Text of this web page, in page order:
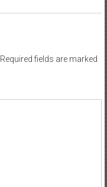
Required fields are marked